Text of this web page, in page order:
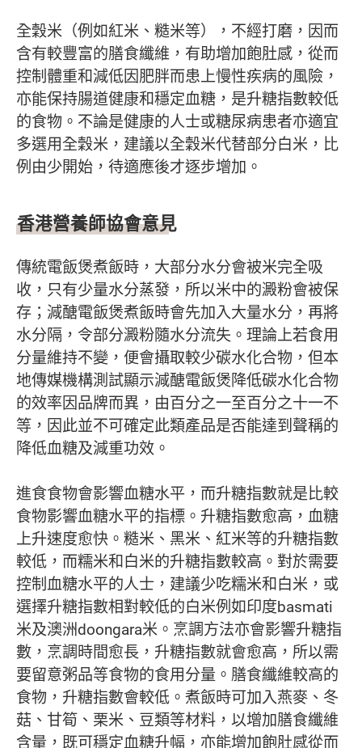
全穀米（例如紅米、糙米等），不經打磨，因而
含有較豐富的膳食纖維，有助增加飽肚感，從而
控制體重和減低因肥胖而患上慢性疾病的風險，
亦能保持腸道健康和穩定血糖，是升糖指數較低
的食物。不論是健康的人士或糖尿病患者亦適宜
多選用全穀米，建議以全穀米代替部分白米，比
例由少開始，待適應後才逐步增加。
香港營養師協會意見
傳統電飯煲煮飯時，大部分水分會被米完全吸
收，只有少量水分蒸發，所以米中的澱粉會被保
存；減醣電飯煲煮飯時會先加入大量水分，再將
水分隔，令部分澱粉隨水分流失。理論上若食用
分量維持不變，便會攝取較少碳水化合物，但本
地傳媒機構測試顯示減醣電飯煲降低碳水化合物
的效率因品牌而異，由百分之一至百分之十一不
等，因此並不可確定此類產品是否能達到聲稱的
降低血糖及減重功效。
進食食物會影響血糖水平，而升糖指數就是比較
食物影響血糖水平的指標。升糖指數愈高，血糖
上升速度愈快。糙米、黑米、紅米等的升糖指數
較低，而糯米和白米的升糖指數較高。對於需要
控制血糖水平的人士，建議少吃糯米和白米，或
選擇升糖指數相對較低的白米例如印度basmati
米及澳洲doongara米。烹調方法亦會影響升糖指
數，烹調時間愈長，升糖指數就會愈高，所以需
要留意粥品等食物的食用分量。膳食纖維較高的
食物，升糖指數會較低。煮飯時可加入燕麥、冬
菇、甘筍、栗米、豆類等材料，以增加膳食纖維
含量，既可穩定血糖升幅，亦能增加飽肚感從而